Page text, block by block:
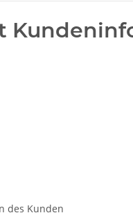
des Kunden